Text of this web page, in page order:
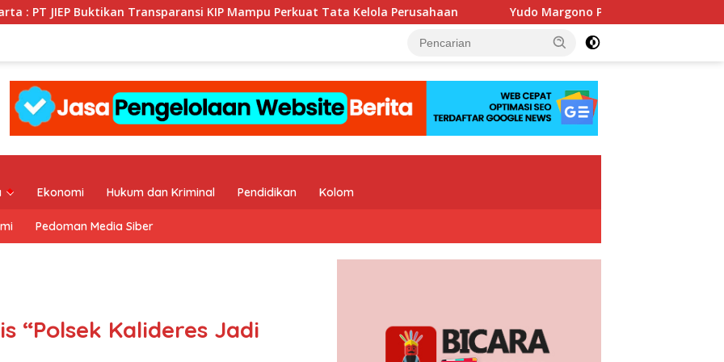
Buktikan Transparansi KIP Mampu Perkuat Tata Kelola Perusahaan Yudo Margono Pimpin Ziarah HUT Ke-40 PPAL di
Ekonomi Hukum dan Kriminal Pendidikan Kolom
Pedoman Media Siber
“Polsek Kalideres Jadi